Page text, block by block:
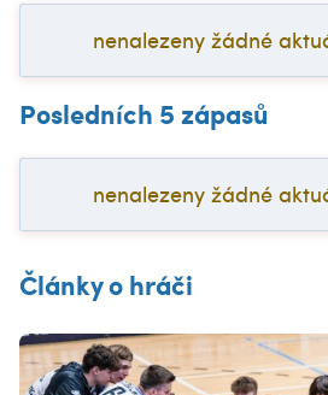
nenalezeny žádné
Posledních 5 zápasů
nenalezeny žádné
Články o hráči